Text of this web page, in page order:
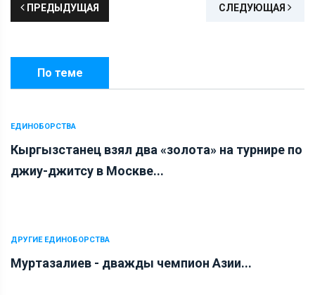
ПРЕДЫДУЩАЯ СЛЕДУЮЩАЯ
По теме
ЕДИНОБОРСТВА
Кыргызстанец взял два «золота» на турнире по
джиу-джитсу в Москве...
ДРУГИЕ ЕДИНОБОРСТВА
Муртазалиев - дважды чемпион Азии...